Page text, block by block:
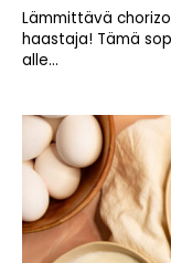
Lämmittävä
haastaja! Tämä
alle...